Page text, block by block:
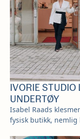
IVORIE
UNDERTØY
Isabel Raads
fysisk butikk, nemlig